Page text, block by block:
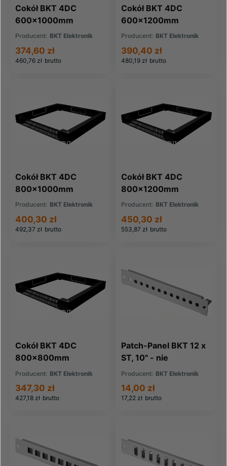
Cokół BKT 4DC
600x1000mm
Producent: BKT Elektronik
460,76 zł brutto
374,60 zł
Cokół BKT 4DC
600x1200mm
Producent: BKT Elektronik
480,19 zł brutto
390,40 zł
Cokół BKT 4DC
800x1000mm
Producent: BKT Elektronik
492,37 zł brutto
400,30 zł
Cokół BKT 4DC
800x1200mm
Producent: BKT Elektronik
553,87 zł brutto
450,30 zł
Cokół BKT 4DC
800x800mm
Producent: BKT Elektronik
427,18 zł brutto
347,30 zł
Patch-Panel BKT 12 x
ST, 10" - nie
wyposażony RAL
7035 szary
Producent: BKT Elektronik
17,22 zł brutto
14,00 zł